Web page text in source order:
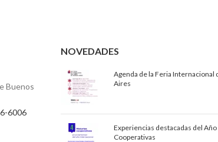
Buenos
6006
NOVEDADES
Agenda de la Feria Internacional
Aires
Experiencias destacadas del
Cooperativas